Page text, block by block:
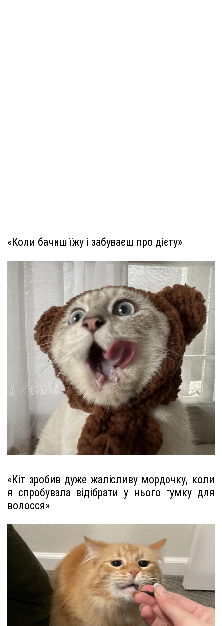
«Коли бачиш їжу і забуваєш про дієту»
«Кіт зробив дуже жалісливу мордочку, коли
я спробувала відібрати у нього гумку для
волосся»